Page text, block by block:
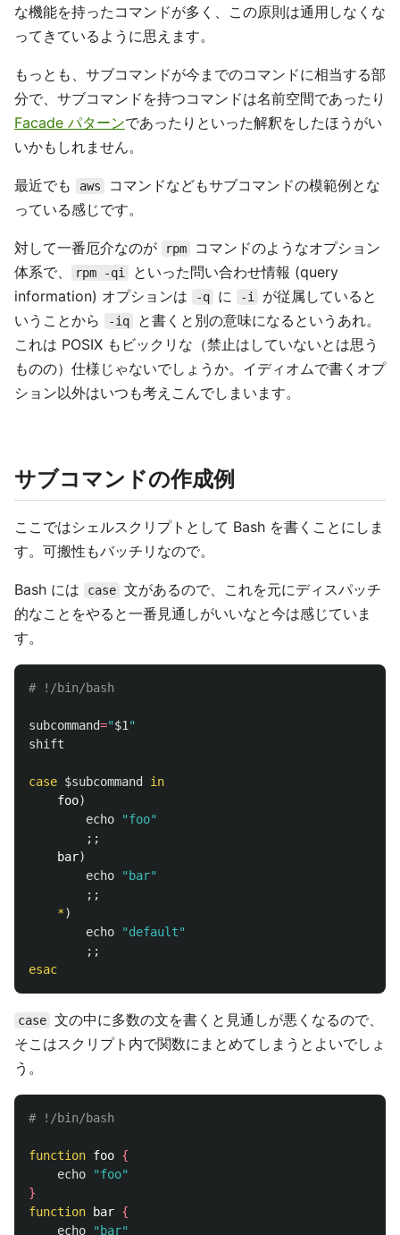
な機能を持ったコマンドが多く、この原則は通用しなくな
ってきているように思えます。
もっとも、サブコマンドが今までのコマンドに相当する部
分で、サブコマンドを持つコマンドは名前空間であったり
Facade パターンであったりといった解釈をしたほうがい
いかもしれません。
最近でも aws
コマンドなどもサブコマンドの模範例とな
っている感じです。
対して一番厄介なのが rpm
コマンドのようなオプション
体系で、
rpm -qi
といった問い合わせ情報 (query
information) オプションは
-q に -i
が従属していると
いうことから
-iq
と書くと別の意味になるというあれ。
これは POSIX もビックリな（禁止はしていないとは思う
ものの）仕様じゃないでしょうか。イディオムで書くオプ
ション以外はいつも考えこんでしまいます。
サブコマンドの作成例
ここではシェルスクリプトとして Bash を書くことにしま
す。可搬性もバッチリなので。
Bash には case 文があるので、これを元にディスパッチ
的なことをやると一番見通しがいいなと今は感じていま
す。
# !/bin/bash
subcommand="$1 "
shift
case $subcommand
in
foo)
echo
"foo"
;;
    bar
)
echo
"bar"
;;
*)
echo
"default"
;;
esac
case 文の中に多数の文を書くと見通しが悪くなるので、
そこはスクリプト内で関数にまとめてしまうとよいでしょ
う。
# !/bin/bash
function foo {
echo
"foo"
}
function
bar {
echo
"bar"